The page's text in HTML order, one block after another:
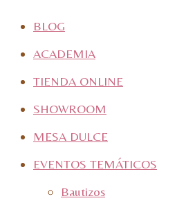
BLOG
ACADEMIA
TIENDA ONLINE
SHOWROOM
MESA DULCE
EVENTOS TEMÁTICOS
Bautizos